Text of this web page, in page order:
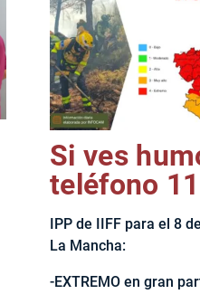
II Vuelta Ciclista CLM LEADER
Si ves
teléfono
IPP de IIFF para el 8
La Mancha:
-EXTREMO en gran